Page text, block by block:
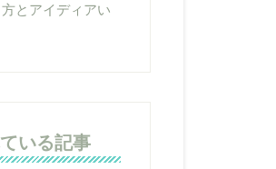
とアイディアい
いる記事